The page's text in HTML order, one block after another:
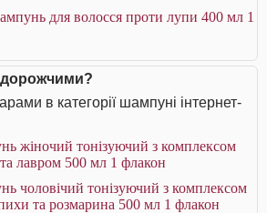
для волосся проти лупи 400 мл 1
в категорії шампуні інтернет-
жіночий тонізуючий з комплексом
лавром 500 мл 1 флакон
чоловічий тонізуючий з комплексом
та розмарина 500 мл 1 флакон